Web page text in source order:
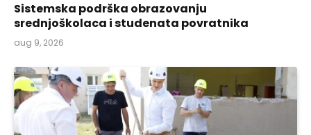
Sistemska podrška obrazovanju
srednjoškolaca i studenata povratnika
aug 9, 2026